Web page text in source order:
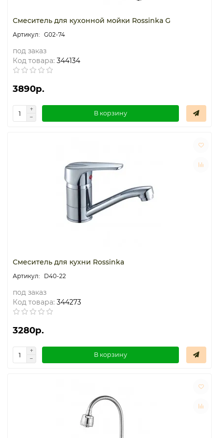
Смеситель для кухонной мойки Rossinka G
G02-74
под заказ
Код товара: 344134
3890р.
В корзину
Смеситель для кухни Rossinka
D40-22
под заказ
Код товара: 344273
3280р.
В корзину